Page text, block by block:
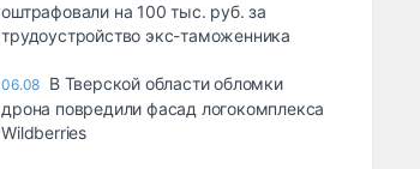
оштрафовали на 100 тыс. руб. за
трудоустройство экс-таможенника
06.08 В Тверской области обломки
дрона повредили фасад логокомплекса
Wildberries